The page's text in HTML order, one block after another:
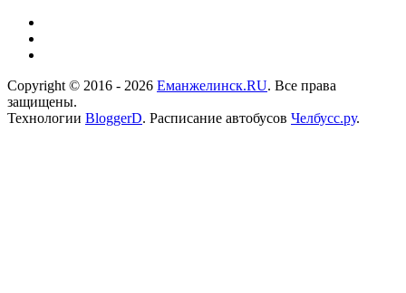
Copyright © 2016 - 2026 Еманжелинск.RU. Все права
защищены.
Технологии BloggerD. Расписание автобусов Челбусс.ру.